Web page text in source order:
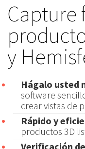
Capture
y
Hágalo usted
software
crear vistas de
Rápido y
productos 3D
Verificación